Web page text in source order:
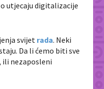
utjecaju digitalizacije
svijet rada. Neki
Da li ćemo biti sve
ili nezaposleni